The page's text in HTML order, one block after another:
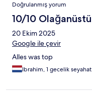
Doğrulanmış yorum
10/10 Olağanüstü
20 Ekim 2025
Google ile çevir
Alles was top
Ibrahim, 1 gecelik seyahat